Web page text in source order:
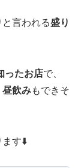
と言われる盛り
ったお店で、
昼飲みもできそ
ます⬇️